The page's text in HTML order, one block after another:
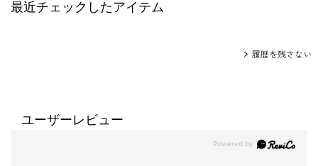
最近チェックしたアイテム
履歴を残さない
ユーザーレビュー